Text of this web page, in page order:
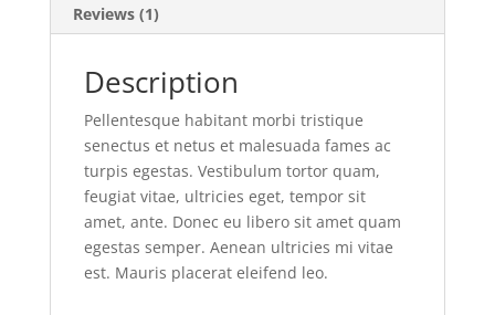
Reviews (1)
Description
Pellentesque habitant morbi tristique
senectus et netus et malesuada fames ac
turpis egestas. Vestibulum tortor quam,
feugiat vitae, ultricies eget, tempor sit
amet, ante. Donec eu libero sit amet quam
egestas semper. Aenean ultricies mi vitae
est. Mauris placerat eleifend leo.